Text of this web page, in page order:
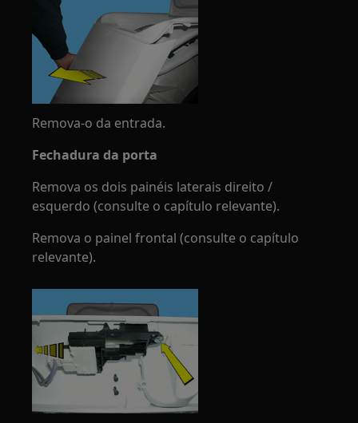
Remova-o da entrada.
Fechadura da porta
Remova os dois painéis laterais direito /
esquerdo (consulte o capítulo relevante).
Remova o painel frontal (consulte o capítulo
relevante).